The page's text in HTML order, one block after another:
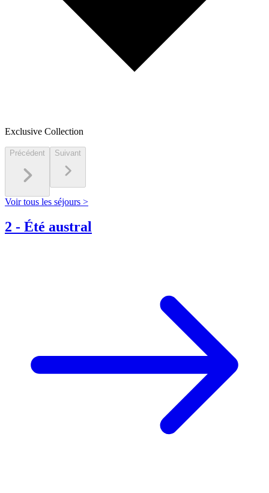
Exclusive Collection
Précédent Suivant
Voir tous les séjours >
2 - Été austral